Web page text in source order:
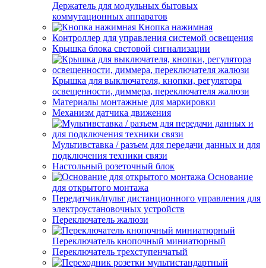
Держатель для модульных бытовых
коммутационных аппаратов
Кнопка нажимная
Контроллер для управления системой освещения
Крышка блока световой сигнализации
Крышка для выключателя, кнопки, регулятора
освещенности, диммера, переключателя жалюзи
Материалы монтажные для маркировки
Механизм датчика движения
Мультивставка / разъем для передачи данных и для
подключения техники связи
Настольный розеточный блок
Основание
для открытого монтажа
Передатчик/пульт дистанционного управления для
электроустановочных устройств
Переключатель жалюзи
Переключатель кнопочный миниатюрный
Переключатель трехступенчатый